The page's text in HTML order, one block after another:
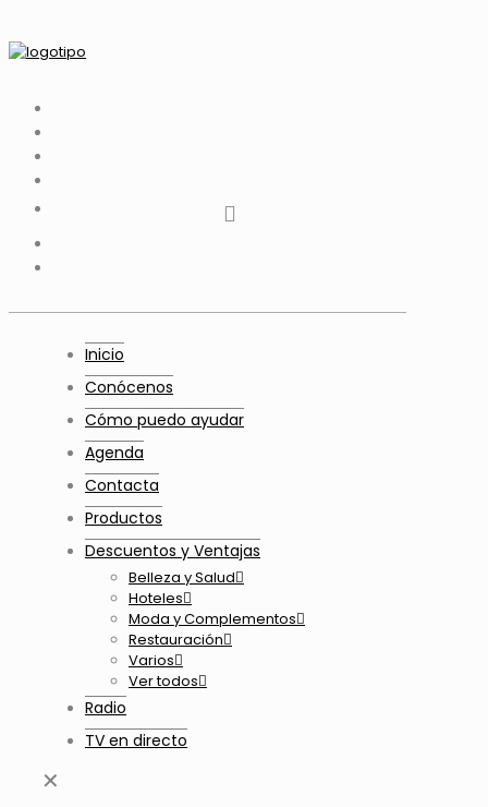
Youtube
Inicio
Conócenos
Cómo puedo ayudar
Agenda
Contacta
Productos
Descuentos y Ventajas
Belleza y Salud
Hoteles
Moda y Complementos
Restauración
Varios
Ver todos
Radio
TV en directo
✕